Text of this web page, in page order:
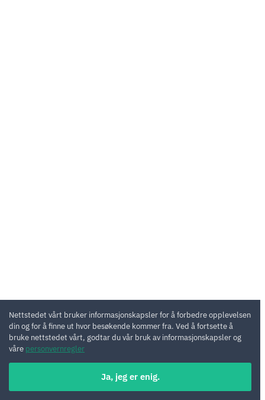
Nettstedet vårt bruker informasjonskapsler for å forbedre opplevelsen
din og for å finne ut hvor besøkende kommer fra. Ved å fortsette å
bruke nettstedet vårt, godtar du vår bruk av informasjonskapsler og
våre personvernregler
Ja, jeg er enig.